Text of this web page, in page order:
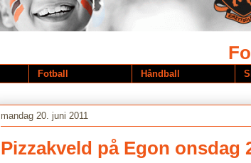
Fotball Håndball
mandag 20. juni 2011
Pizzakveld på Egon onsdag